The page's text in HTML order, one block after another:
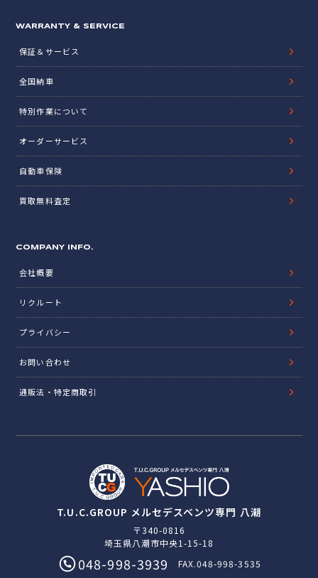
WARRANTY & SERVICE
保証＆サービス
全国納車
特別作業について
オーダーサービス
自動車保険
買取無料査定
COMPANY INFO.
会社概要
リクルート
プライバシー
お問い合わせ
通販法・特定商取引
T.U.C.GROUP メルセデスベンツ専門 八潮
〒340-0816
埼玉県八潮市中央1-15-18
048-998-3939
FAX.048-998-3535